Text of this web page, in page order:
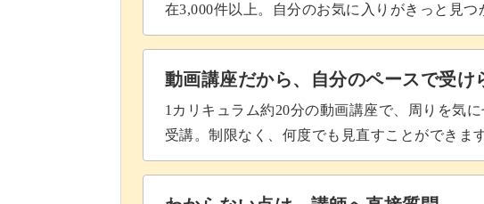
在3,000件以上。自分のお気に入りがきっと見つ
動画講座だから、自分のペースで受け
1カリキュラム約20分の動画講座で、周りを気
受講。制限なく、何度でも見直すことができます